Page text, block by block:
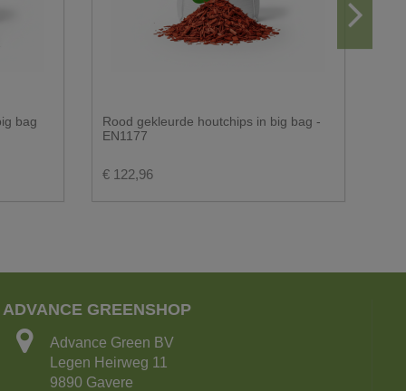
bag
Rood gekleurde houtchips in big bag -
EN1177
€ 122,96
ADVANCE GREENSHOP
Advance Green BV
Legen Heirweg 11
9890 Gavere